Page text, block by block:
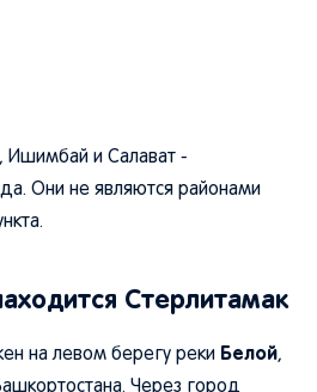
Ишимбай и Салават -
Они не являются районами
Стерлитамак
на левом берегу реки Белой,
Через город